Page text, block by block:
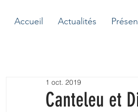
Accueil Actualités
Canteleu et
1 oct. 2019